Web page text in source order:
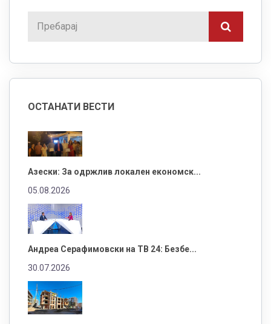
ОСТАНАТИ ВЕСТИ
Азески: За одржлив локален економск...
05.08.2026
Андреа Серафимовски на ТВ 24: Безбе...
30.07.2026